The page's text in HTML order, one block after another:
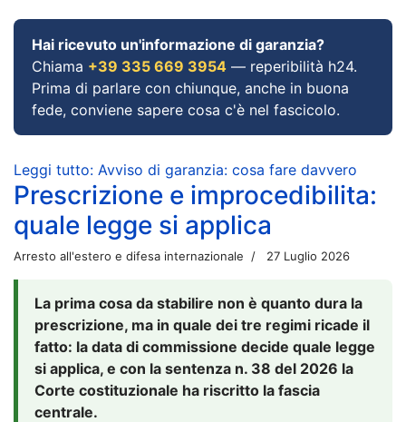
Hai ricevuto un'informazione di garanzia?
Chiama +39 335 669 3954 — reperibilità h24.
Prima di parlare con chiunque, anche in buona
fede, conviene sapere cosa c'è nel fascicolo.
Leggi tutto: Avviso di garanzia: cosa fare davvero
Prescrizione e improcedibilita:
quale legge si applica
Arresto all'estero e difesa internazionale 27 Luglio 2026
La prima cosa da stabilire non è quanto dura la
prescrizione, ma in quale dei tre regimi ricade il
fatto: la data di commissione decide quale legge
si applica, e con la sentenza n. 38 del 2026 la
Corte costituzionale ha riscritto la fascia
centrale.